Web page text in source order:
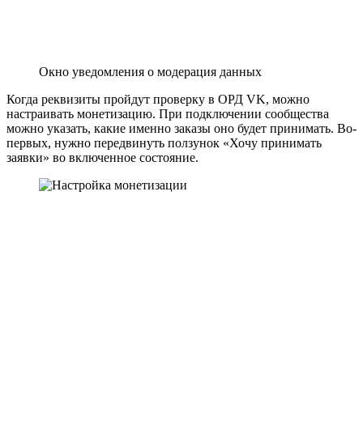
Окно уведомления о модерация данных
Когда реквизиты пройдут проверку в ОРД VK, можно
настраивать монетизацию. При подключении сообщества
можно указать, какие именно заказы оно будет принимать. Во-
первых, нужно передвинуть ползунок «Хочу принимать
заявки» во включенное состояние.